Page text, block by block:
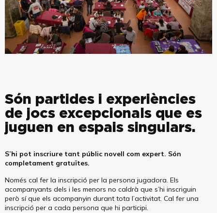
Són partides i experiències
de jocs excepcionals que es
juguen en espais singulars.
S’hi pot inscriure tant públic novell com expert. Són
completament gratuïtes.
Només cal fer la inscripció per la persona jugadora. Els
acompanyants dels i les menors no caldrà que s’hi inscriguin
però sí que els acompanyin durant tota l’activitat. Cal fer una
inscripció per a cada persona que hi participi.